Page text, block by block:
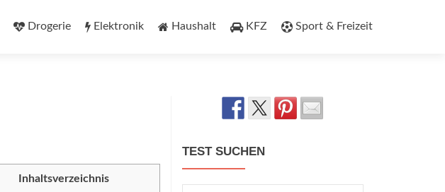
Drogerie Elektronik Haushalt KFZ Sport & Freizeit
Inhaltsverzeichnis
TEST SUCHEN